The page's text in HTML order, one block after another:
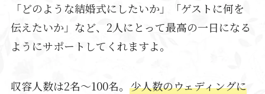
「どのような結婚式にしたいか」「ゲストに何を
伝えたいか」など、2人にとって最高の一日になる
ようにサポートしてくれますよ。
収容人数は2名～100名。 少人数のウェディングに